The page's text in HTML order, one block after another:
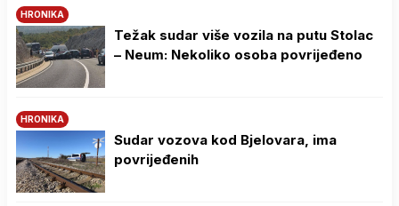
HRONIKA
Težak sudar više vozila na putu Stolac
– Neum: Nekoliko osoba povrijeđeno
HRONIKA
Sudar vozova kod Bjelovara, ima
povrijeđenih